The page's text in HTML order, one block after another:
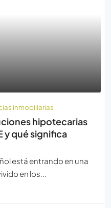
inmobiliarias
hipotecarias
y qué significa
está entrando en una
en los...